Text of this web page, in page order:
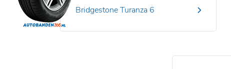
Bridgestone Turanza 6